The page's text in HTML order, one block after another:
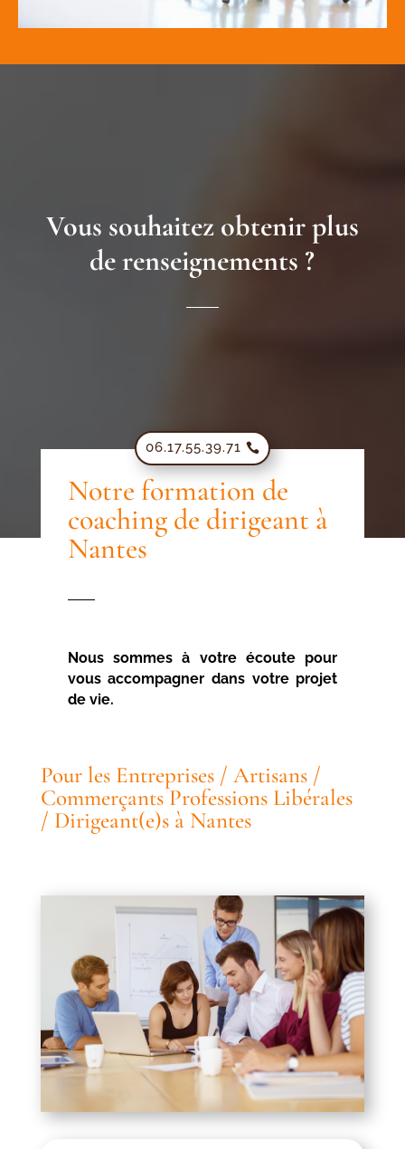
Vous souhaitez obtenir plus
de renseignements ?
06.17.55.39.71
Notre formation de
coaching de dirigeant à
Nantes
Nous sommes à votre écoute pour
vous accompagner dans votre projet
de vie.
Pour les Entreprises / Artisans /
Commerçants Professions Libérales
/ Dirigeant(e)s à Nantes